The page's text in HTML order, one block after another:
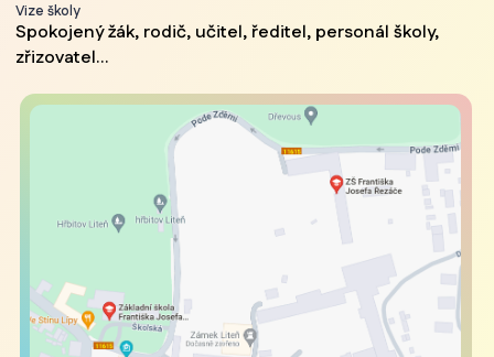
Vize školy
Spokojený žák, rodič, učitel, ředitel, personál školy,
zřizovatel...